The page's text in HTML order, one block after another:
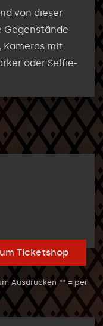
von dieser
Gegenstände
Kameras mit
oder Selfie-
Ticketshop
Ausdrucken ** = per